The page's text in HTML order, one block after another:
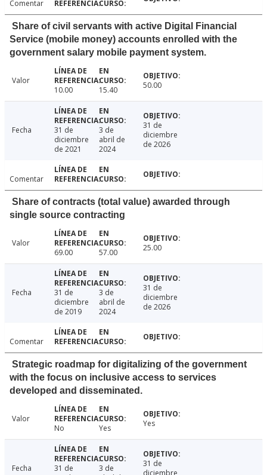
Comentar
Share of civil servants with active Digital Financial
Service (mobile money) accounts enrolled with the
government salary mobile payment system.
Valor
10.00
15.40 50.00
Fecha
31 de
diciembre
de 2021
3 de
abril de
2024
31 de
diciembre
de 2026
Comentar
Share of contracts (total value) awarded through
single source contracting
Valor
69.00
57.00 25.00
Fecha
31 de
diciembre
de 2019
3 de
abril de
2024
31 de
diciembre
de 2026
Comentar
Strategic roadmap for digitalizing of the government
with the focus on inclusive access to services
developed and disseminated.
Valor
No
Yes Yes
Fecha
31 de
3 de
31 de